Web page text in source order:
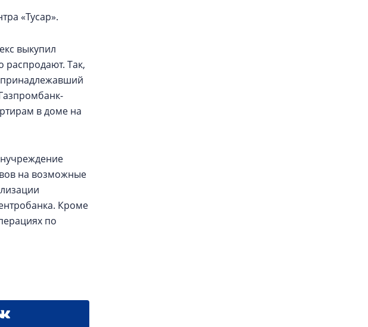
«Тусар».
выкупил
распродают. Так,
принадлежавший
в доме на
на возможные
Кроме
по